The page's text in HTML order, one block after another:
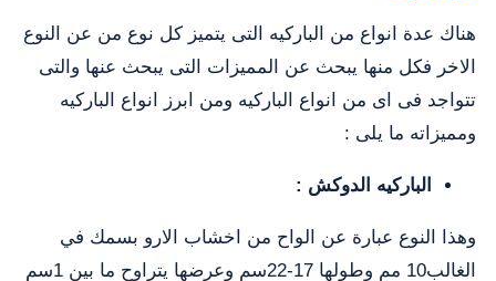
هناك عدة انواع من الباركيه التى يتميز كل نوع من عن النوع
الاخر فكل منها يبحث عن المميزات التى يبحث عنها والتى
تتواجد فى اى من انواع الباركيه ومن ابرز انواع الباركيه
ومميزاته ما يلى :
الباركيه الدوكش :
وهذا النوع عبارة عن الواح من اخشاب الارو بسمك في
الغالب10 مم وطولها 17-22سم وعرضها يتراوح ما بين 1سم